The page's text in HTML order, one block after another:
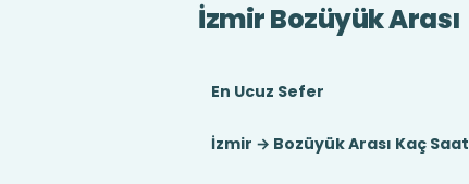
İzmir Bozüyük Arası
En Ucuz Sefer
İzmir → Bozüyük Arası Kaç Saat